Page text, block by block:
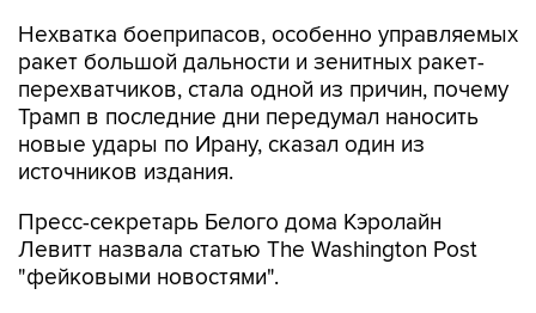
Нехватка боеприпасов, особенно управляемых
ракет большой дальности и зенитных ракет-
перехватчиков, стала одной из причин, почему
Трамп в последние дни передумал наносить
новые удары по Ирану, сказал один из
источников издания.
Пресс-секретарь Белого дома Кэролайн
Левитт назвала статью The Washington Post
"фейковыми новостями".